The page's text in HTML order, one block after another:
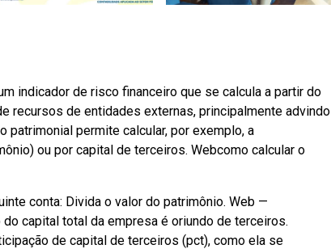
indicador de risco financeiro que se calcula a partir do
recursos de entidades externas, principalmente advindo
permite calcular, por exemplo, a
ou por capital de terceiros. Webcomo calcular o
conta: Divida o valor do patrimônio. Web —
capital total da empresa é oriundo de terceiros.
de capital de terceiros (pct), como ela se